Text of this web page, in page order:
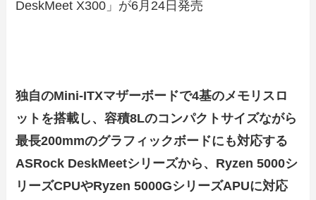
DeskMeet X300」が6月24日発売
独自のMini-ITXマザーボードで4基のメモリスロ
ットを搭載し、容積8Lのコンパクトサイズながら
最長200mmのグラフィックボードにも対応する
ASRock DeskMeetシリーズから、Ryzen 5000シ
リーズCPUやRyzen 5000GシリーズAPUに対応